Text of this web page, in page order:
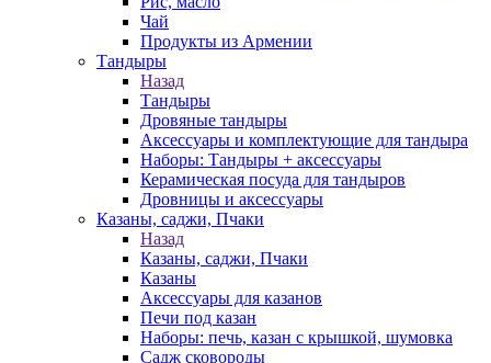
Чай
Продукты из Армении
Тандыры
Назад
Тандыры
Дровяные тандыры
Аксессуары и комплектующие для тандыра
Наборы: Тандыры + аксессуары
Керамическая посуда для тандыров
Дровницы и аксессуары
Казаны, саджи, Пчаки
Назад
Казаны, саджи, Пчаки
Казаны
Аксессуары для казанов
Печи под казан
Наборы: печь, казан с крышкой, шумовка
Садж сковороды